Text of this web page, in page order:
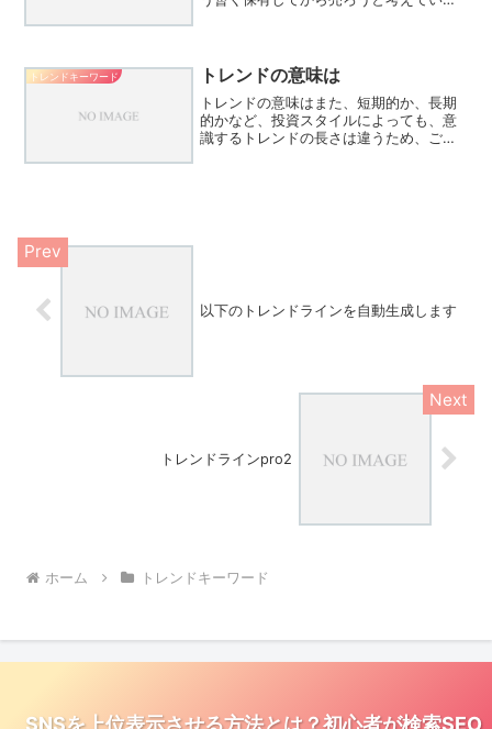
がっていきそうな方...
トレンドキーワード トレンドの意味は
トレンドの意味はまた、短期的か、長期
的かなど、投資スタイルによっても、意
識するトレンドの長さは違うため、ご自
以下のトレンドラインを自動生成します
トレンドラインpro2
ホーム トレンドキーワード
SNSを上位表示させる方法とは？初心者が検索SEO